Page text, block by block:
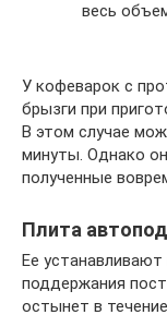
весь
У кофеварок с
брызги при
В этом случае
минуты. Однако
полученные
Плита
Ее
поддержания
остынет в